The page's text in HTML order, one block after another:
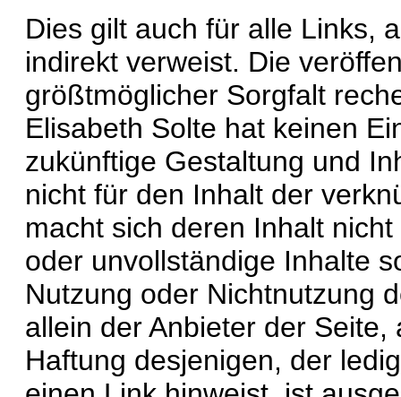
Dies gilt auch für alle Links,
indirekt verweist. Die
größtmöglicher Sorgfalt
Elisabeth Solte hat keinen
zukünftige Gestaltung und
nicht für den Inhalt der
macht sich deren Inhalt
oder unvollständige Inhalte
Nutzung oder Nichtnutzung
allein der Anbieter der
Haftung desjenigen, der